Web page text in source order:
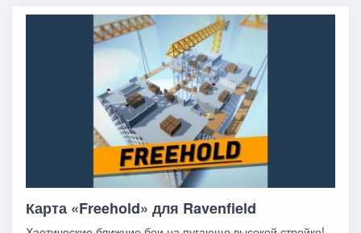
Карта «Freehold» для Ravenfield